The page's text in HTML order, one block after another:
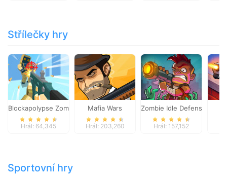
Střílečky hry
Blockapolypse Zombie Shooter
Hrál: 64,345
Mafia Wars
Hrál: 203,260
Zombie Idle Defense
Hrál: 157,152
Sportovní hry